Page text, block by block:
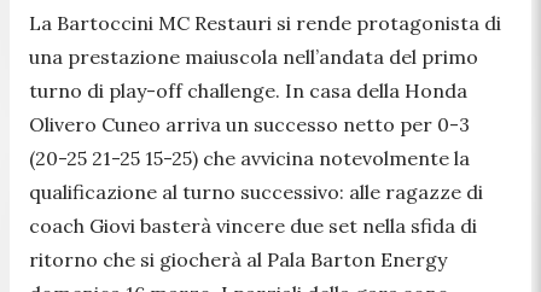
La Bartoccini MC Restauri si rende protagonista di
una prestazione maiuscola nell’andata del primo
turno di play-off challenge. In casa della Honda
Olivero Cuneo arriva un successo netto per 0-3
(20-25 21-25 15-25) che avvicina notevolmente la
qualificazione al turno successivo: alle ragazze di
coach Giovi basterà vincere due set nella sfida di
ritorno che si giocherà al Pala Barton Energy